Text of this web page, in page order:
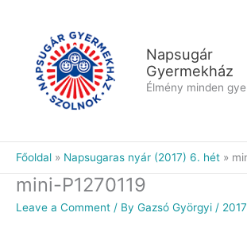
Napsugár
Gyermekház
Élmény minden
Főoldal Napsugaras nyár (2017) 6. hét
mini-P1270119
Leave a Comment / By Gazsó Györgyi /